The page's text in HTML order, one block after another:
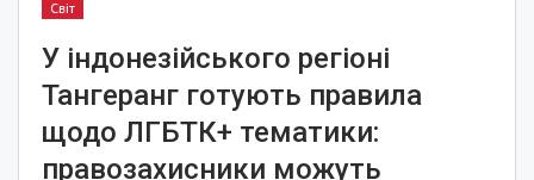
Світ
У індонезійського регіоні
Тангеранг готують правила
щодо ЛГБТК+ тематики:
правозахисники можуть